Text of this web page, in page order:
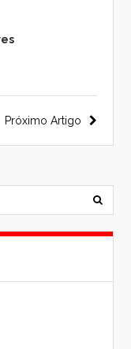
Próximo Artigo